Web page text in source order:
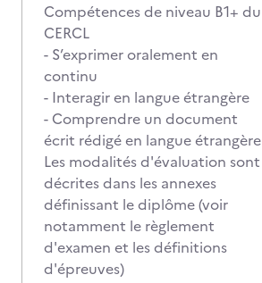
Compétences de niveau B1+ du
CERCL
- S’exprimer oralement en
continu
- Interagir en langue étrangère
- Comprendre un document
écrit rédigé en langue étrangère
Les modalités d'évaluation sont
décrites dans les annexes
définissant le diplôme (voir
notamment le règlement
d'examen et les définitions
d'épreuves)